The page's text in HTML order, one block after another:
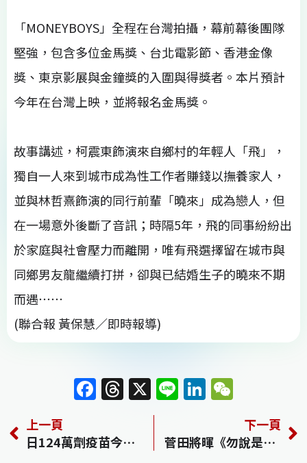
「MONEYBOYS」全程在台灣拍攝，幕前幕後團隊
堅強，包含多位金馬獎、台北電影節、香港金像
獎、東京影展與金鐘獎的入圍與得獎者。本片預計
今年在台灣上映，並將報名金馬獎。
故事講述，柯震東飾演來自鄉村的年輕人「飛」，
獨自一人來到城市成為性工作者賺錢以撫養家人，
並與林哲熹飾演的同行前輩「曉來」成為戀人，但
在一場意外後斷了音訊；時隔5年，飛的同事紛紛出
於家庭與社會壓力而離開，唯有飛選擇留在城市與
同鄉男友龍繼續打拼，卻與已結婚生子的曉來不期
而遇⋯⋯
(聯合報 黃保慧／即時報導)
F
a
c
e
T
h
a
X Li
n
e
Li
n
k
e
C
h
上一頁
日124萬劑疫苗今抵台
下一頁
菅田將暉《勿說是推理》變撕漫男 頂爆炸頭當怪咖